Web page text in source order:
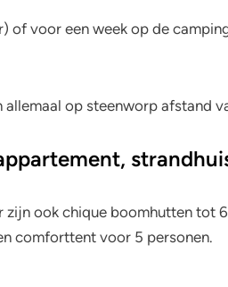
of voor een week op de
op steenworp afstand
ook chique boomhutten tot
comforttent voor 5 personen.